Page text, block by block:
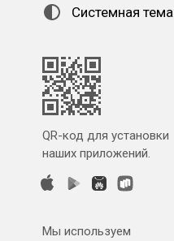
Системная тема
QR-код для установки
наших приложений.
Мы используем